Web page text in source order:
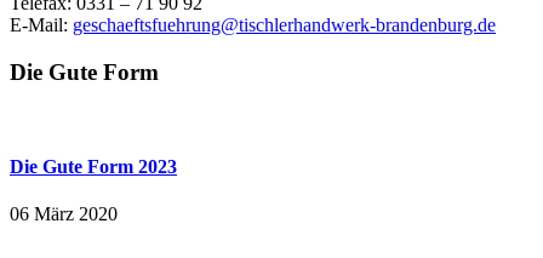
E-Mail: geschaeftsfuehrung@tischlerhandwerk-brandenburg.de
Die Gute Form
Die Gute Form 2023
06 März 2020